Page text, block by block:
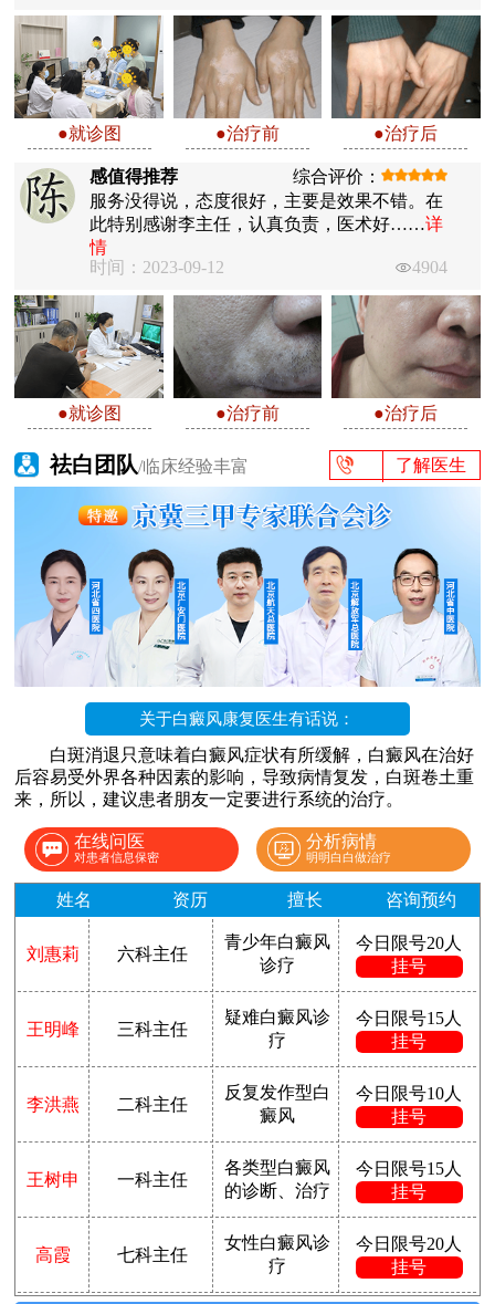
●就诊图 ●治疗前 ●治疗后
感值得推荐
综合评价：
服务没得说，态度很好，主要是效果不错。在
此特别感谢李主任，认真负责，医术好……详
情
时间：2023-09-12
4904
●就诊图 ●治疗前 ●治疗后
祛白团队/临床经验丰富 了解医生
关于白癜风康复医生有话说：
白斑消退只意味着白癜风症状有所缓解，白癜风在治好
后容易受外界各种因素的影响，导致病情复发，白斑卷土重
来，所以，建议患者朋友一定要进行系统的治疗。
在线问医
对患者信息保密
分析病情
明明白白做治疗
姓名 资历 擅长 咨询预约
刘惠莉 六科主任
青少年白癜风
诊疗
今日限号20人
挂号
王明峰 三科主任
疑难白癜风诊
疗
今日限号15人
挂号
李洪燕 二科主任
反复发作型白
癜风
今日限号10人
挂号
王树申 一科主任
各类型白癜风
的诊断、治疗
今日限号15人
挂号
高霞 七科主任
女性白癜风诊
疗
今日限号20人
挂号